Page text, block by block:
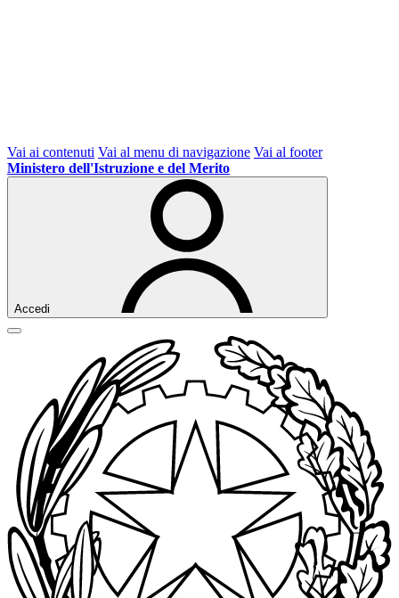
Vai ai contenuti Vai al menu di navigazione Vai al footer
Ministero dell'Istruzione e del Merito
Accedi